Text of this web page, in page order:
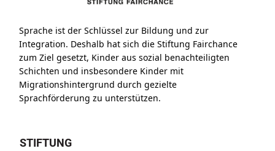
Sprache ist der Schlüssel zur Bildung und zur
Integration. Deshalb hat sich die Stiftung Fairchance
zum Ziel gesetzt, Kinder aus sozial benachteiligten
Schichten und insbesondere Kinder mit
Migrationshintergrund durch gezielte
Sprachförderung zu unterstützen.
STIFTUNG